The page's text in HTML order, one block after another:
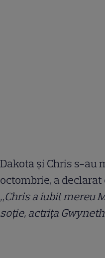
Dakota și Chris s-au
octombrie, a declarat
„Chris a iubit mereu
soție, actrița